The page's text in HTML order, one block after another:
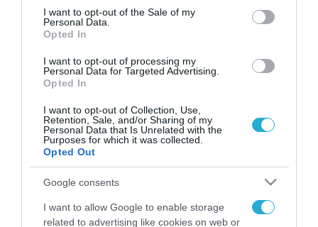
consent section.
I want to opt-out of the Sale of my
Personal Data.
Opted In
I want to opt-out of processing my
Personal Data for Targeted Advertising.
Opted In
I want to opt-out of Collection, Use,
Retention, Sale, and/or Sharing of my
Personal Data that Is Unrelated with the
Purposes for which it was collected.
Opted Out
Google consents
I want to allow Google to enable storage
related to advertising like cookies on web or
07.08.2026 | 19:02
Απετράπη το εγχείρημα
Ουκρανών για αντεπίθεση στο
Κολομίγτσι: Δείτε το πριν & το